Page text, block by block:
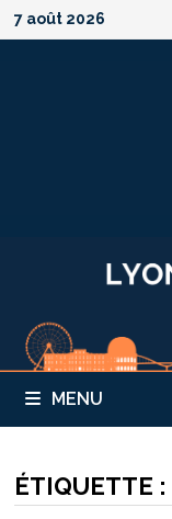
Passer
au
7 août 2026
MENU
ÉTIQUETTE :